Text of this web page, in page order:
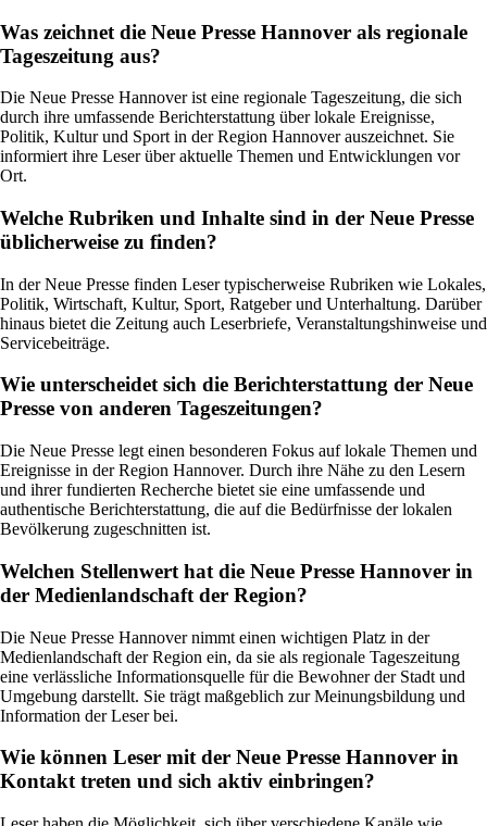
Was zeichnet die Neue Presse Hannover als regionale
Tageszeitung aus?
Die Neue Presse Hannover ist eine regionale Tageszeitung, die sich
durch ihre umfassende Berichterstattung über lokale Ereignisse,
Politik, Kultur und Sport in der Region Hannover auszeichnet. Sie
informiert ihre Leser über aktuelle Themen und Entwicklungen vor
Ort.
Welche Rubriken und Inhalte sind in der Neue Presse
üblicherweise zu finden?
In der Neue Presse finden Leser typischerweise Rubriken wie Lokales,
Politik, Wirtschaft, Kultur, Sport, Ratgeber und Unterhaltung. Darüber
hinaus bietet die Zeitung auch Leserbriefe, Veranstaltungshinweise und
Servicebeiträge.
Wie unterscheidet sich die Berichterstattung der Neue
Presse von anderen Tageszeitungen?
Die Neue Presse legt einen besonderen Fokus auf lokale Themen und
Ereignisse in der Region Hannover. Durch ihre Nähe zu den Lesern
und ihrer fundierten Recherche bietet sie eine umfassende und
authentische Berichterstattung, die auf die Bedürfnisse der lokalen
Bevölkerung zugeschnitten ist.
Welchen Stellenwert hat die Neue Presse Hannover in
der Medienlandschaft der Region?
Die Neue Presse Hannover nimmt einen wichtigen Platz in der
Medienlandschaft der Region ein, da sie als regionale Tageszeitung
eine verlässliche Informationsquelle für die Bewohner der Stadt und
Umgebung darstellt. Sie trägt maßgeblich zur Meinungsbildung und
Information der Leser bei.
Wie können Leser mit der Neue Presse Hannover in
Kontakt treten und sich aktiv einbringen?